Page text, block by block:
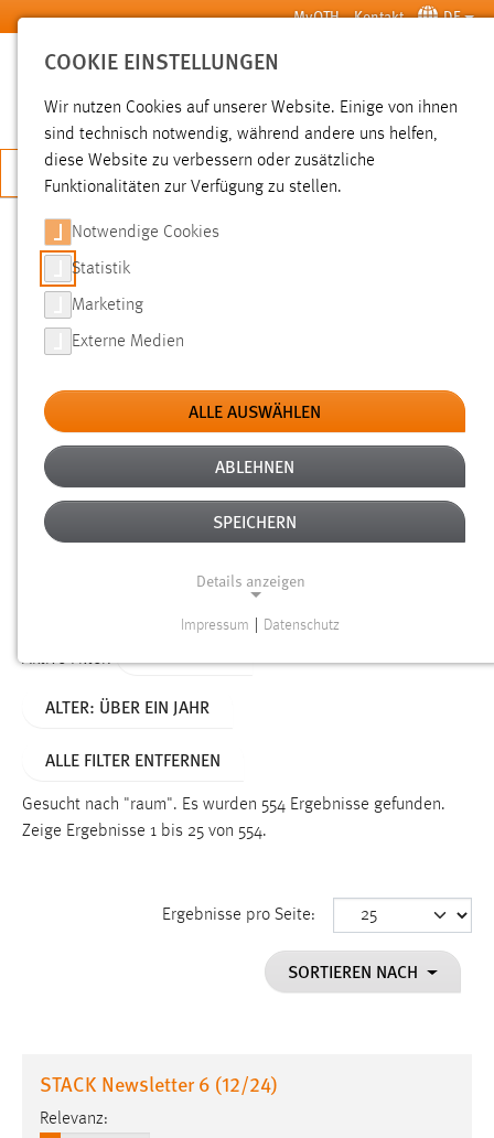
Zum Hauptinhalt springen MyOTH Kontakt DE
SUCHE
JETZT BEWERBEN
SUCHE
FILTER
Typ
Erstellungsdatum
Alter
Aktive Filter:
ALTER: ÜBER EIN JAHR
ALLE FILTER ENTFERNEN
Gesucht nach "raum". Es wurden 554 Ergebnisse gefunden.
Zeige Ergebnisse 1 bis 25 von 554.
Ergebnisse pro Seite:
SORTIEREN NACH
STACK Newsletter 6 (12/24)
Relevanz:
COOKIE EINSTELLUNGEN
Wir nutzen Cookies auf unserer Website. Einige von ihnen
sind technisch notwendig, während andere uns helfen,
diese Website zu verbessern oder zusätzliche
Funktionalitäten zur Verfügung zu stellen.
Notwendige Cookies
Statistik
Marketing
Externe Medien
ALLE AUSWÄHLEN
ABLEHNEN
SPEICHERN
Details anzeigen
Funktionen und sind für die einwandfreie Funktion der
Name:
Dieser Cookie speichert die ausgewählten Einverständnis-
Performance
Name:
Impressum Datenschutz